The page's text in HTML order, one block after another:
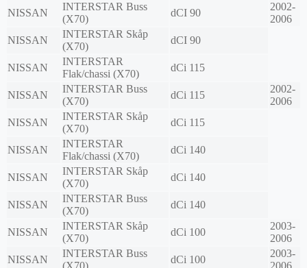
NISSAN
INTERSTAR Buss
(X70)
dCI 90
2002-
2006
NISSAN
INTERSTAR Skåp
(X70)
dCI 90
NISSAN
INTERSTAR
Flak/chassi (X70)
dCi 115
NISSAN
INTERSTAR Buss
(X70)
dCi 115
2002-
2006
NISSAN
INTERSTAR Skåp
(X70)
dCi 115
NISSAN
INTERSTAR
Flak/chassi (X70)
dCi 140
NISSAN
INTERSTAR Skåp
(X70)
dCi 140
NISSAN
INTERSTAR Buss
(X70)
dCi 140
NISSAN
INTERSTAR Skåp
(X70)
dCi 100
2003-
2006
NISSAN
INTERSTAR Buss
dCi 100
2003-